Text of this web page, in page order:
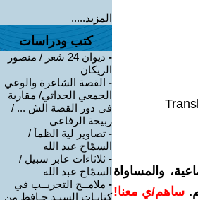
والمساواة
ساهم/ي معنا!
المزيد.....
كتب ودراسات
-
ديوان 24 شعر / منصور
الريكان
- القصة الشاعرة والوعي
الجمعي الحداثي/ مقاربة
في دور القصة الش ... /
ربيحة الرفاعي
- تصاوير لية الظمأ /
السمّاح عبد الله
- ثلاثاءات عابر سبيل /
السمّاح عبد الله
- ملامــح التجريــب في
كتابـات السيـد حـافظ من